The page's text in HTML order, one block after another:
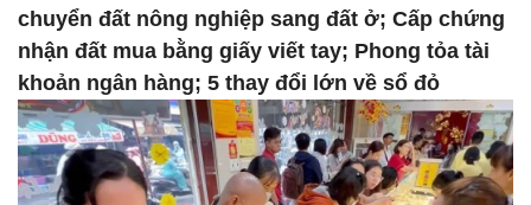
chuyển đất nông nghiệp sang đất ở; Cấp chứng
nhận đất mua bằng giấy viết tay; Phong tỏa tài
khoản ngân hàng; 5 thay đổi lớn về sổ đỏ